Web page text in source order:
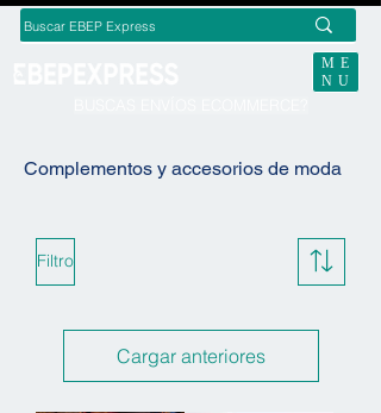
ME
NU
Complementos y accesorios de moda
Filtro
Cargar anteriores